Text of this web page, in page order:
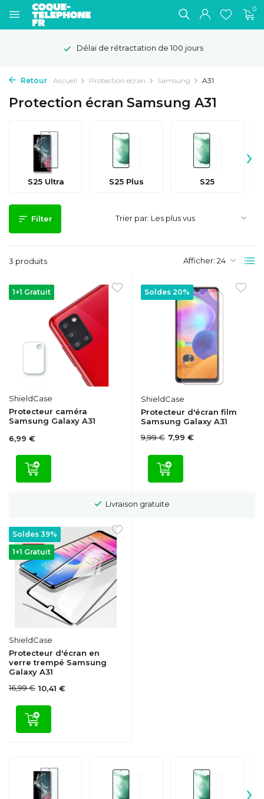
0
Délai de rétractation de 100 jours
Retour Accueil Protection écran Samsung A31
Protection écran Samsung A31
S25 Ultra S25 Plus S25
›
Filter
3 produits Afficher:
Trier par:
1+1 Gratuit
ShieldCase
Protecteur caméra
Samsung Galaxy A31
6,99 €
Soldes 20%
ShieldCase
Protecteur d'écran film
Samsung Galaxy A31
9,99 € 7,99 €
Livraison gratuite
1+1 Gratuit
Soldes 39%
ShieldCase
Protecteur d'écran en
verre trempé Samsung
Galaxy A31
16,99 € 10,41 €
›